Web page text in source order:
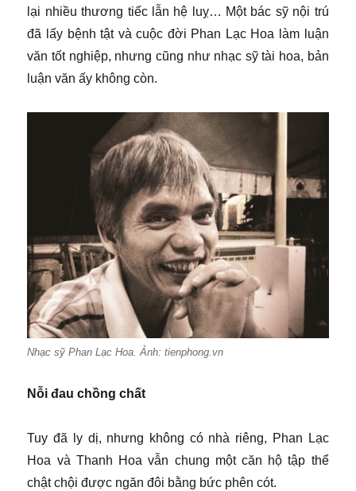
lại nhiều thương tiếc lẫn hệ luỵ… Một bác sỹ nội trú
đã lấy bệnh tật và cuộc đời Phan Lạc Hoa làm luận
văn tốt nghiệp, nhưng cũng như nhạc sỹ tài hoa, bản
luận văn ấy không còn.
Nhạc sỹ Phan Lạc Hoa. Ảnh: tienphong.vn
Nỗi đau chồng chất
Tuy đã ly dị, nhưng không có nhà riêng, Phan Lạc
Hoa và Thanh Hoa vẫn chung một căn hộ tập thể
chật chội được ngăn đôi bằng bức phên cót.